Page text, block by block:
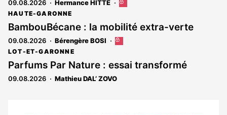
09.08.2026 Hermance HITTE
Cet
est
réservé
aux
HAUTE-GARONNE
BambouBécane : la mobilité extra-verte
09.08.2026 Bérengère BOSI
Cet
réservé
aux
LOT-ET-GARONNE
Parfums Par Nature : essai transformé
09.08.2026 Mathieu DAL’ ZOVO